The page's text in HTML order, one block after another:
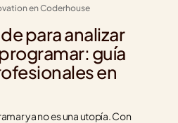
en Coderhouse
para analizar
guía
en
ya no es una utopía. Con